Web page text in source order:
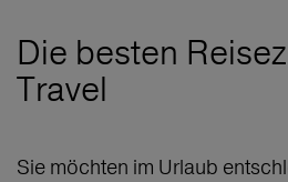
Die besten
Travel
Sie möchten im Urlaub